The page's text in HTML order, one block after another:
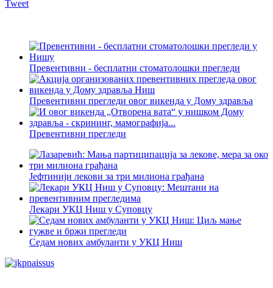
Tweet
Превентивни - бесплатни стоматолошки прегледи
Превентивни прегледи овог викенда у Дому здравља
Превентивни прегледи
Јефтинији лекови за три милиона грађана
Лекари УКЦ Ниш у Суповцу
Седам нових амбуланти у УКЦ Ниш